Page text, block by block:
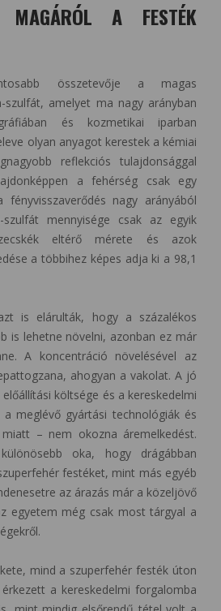
A FESTÉK
összetevője a magas
szulfát, amelyet ma nagy arányban
és kozmetikai iparban
olyan anyagot kerestek a kémiai
reflekciós tulajdonsággal
a fehérség csak egy
nagy arányából
szulfát mennyisége csak az egyik
eltérő mérete és azok
a többihez képes adja ki a 98,1
is elárulták, hogy a százalékos
is lehetne növelni, azonban ez már
A koncentráció növelésével az
ahogyan a vakolat. A jó
költsége és a kereskedelmi
meglévő gyártási technológiák és
– nem okozna áremelkedést.
oka, hogy drágábban
festéket, mint más egyéb
az árazás már a közeljövő
egyetem még csak most tárgyal a
mind a szuperfehér festék úton
a kereskedelmi forgalomba